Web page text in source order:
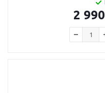
2 990